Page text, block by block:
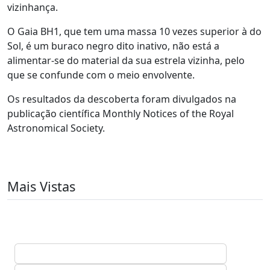
vizinhança.
O Gaia BH1, que tem uma massa 10 vezes superior à do
Sol, é um buraco negro dito inativo, não está a
alimentar-se do material da sua estrela vizinha, pelo
que se confunde com o meio envolvente.
Os resultados da descoberta foram divulgados na
publicação científica Monthly Notices of the Royal
Astronomical Society.
Mais Vistas